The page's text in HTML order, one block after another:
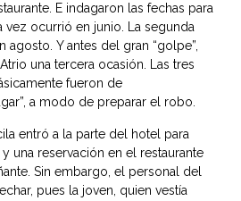
E indagaron las fechas para
vez ocurrió en junio. La segunda
agosto. Y antes del gran “golpe”,
una tercera ocasión. Las tres
fueron de
a modo de preparar el robo.
entró a la parte del hotel para
una reservación en el restaurante
Sin embargo, el personal del
pues la joven, quien vestía